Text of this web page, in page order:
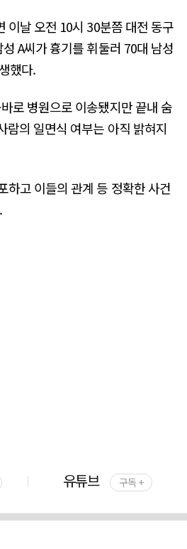
이날 오전 10시 30분쯤 대전 동구
A씨가 흉기를 휘둘러 70대 남성
했다.
로 병원으로 이송됐지만 끝내 숨
람의 일면식 여부는 아직 밝혀지
하고 이들의 관계 등 정확한 사건
유튜브 구독 +